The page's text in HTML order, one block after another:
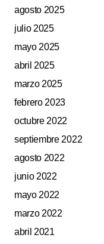
agosto 2025
julio 2025
mayo 2025
abril 2025
marzo 2025
febrero 2023
octubre 2022
septiembre 2022
agosto 2022
junio 2022
mayo 2022
marzo 2022
abril 2021